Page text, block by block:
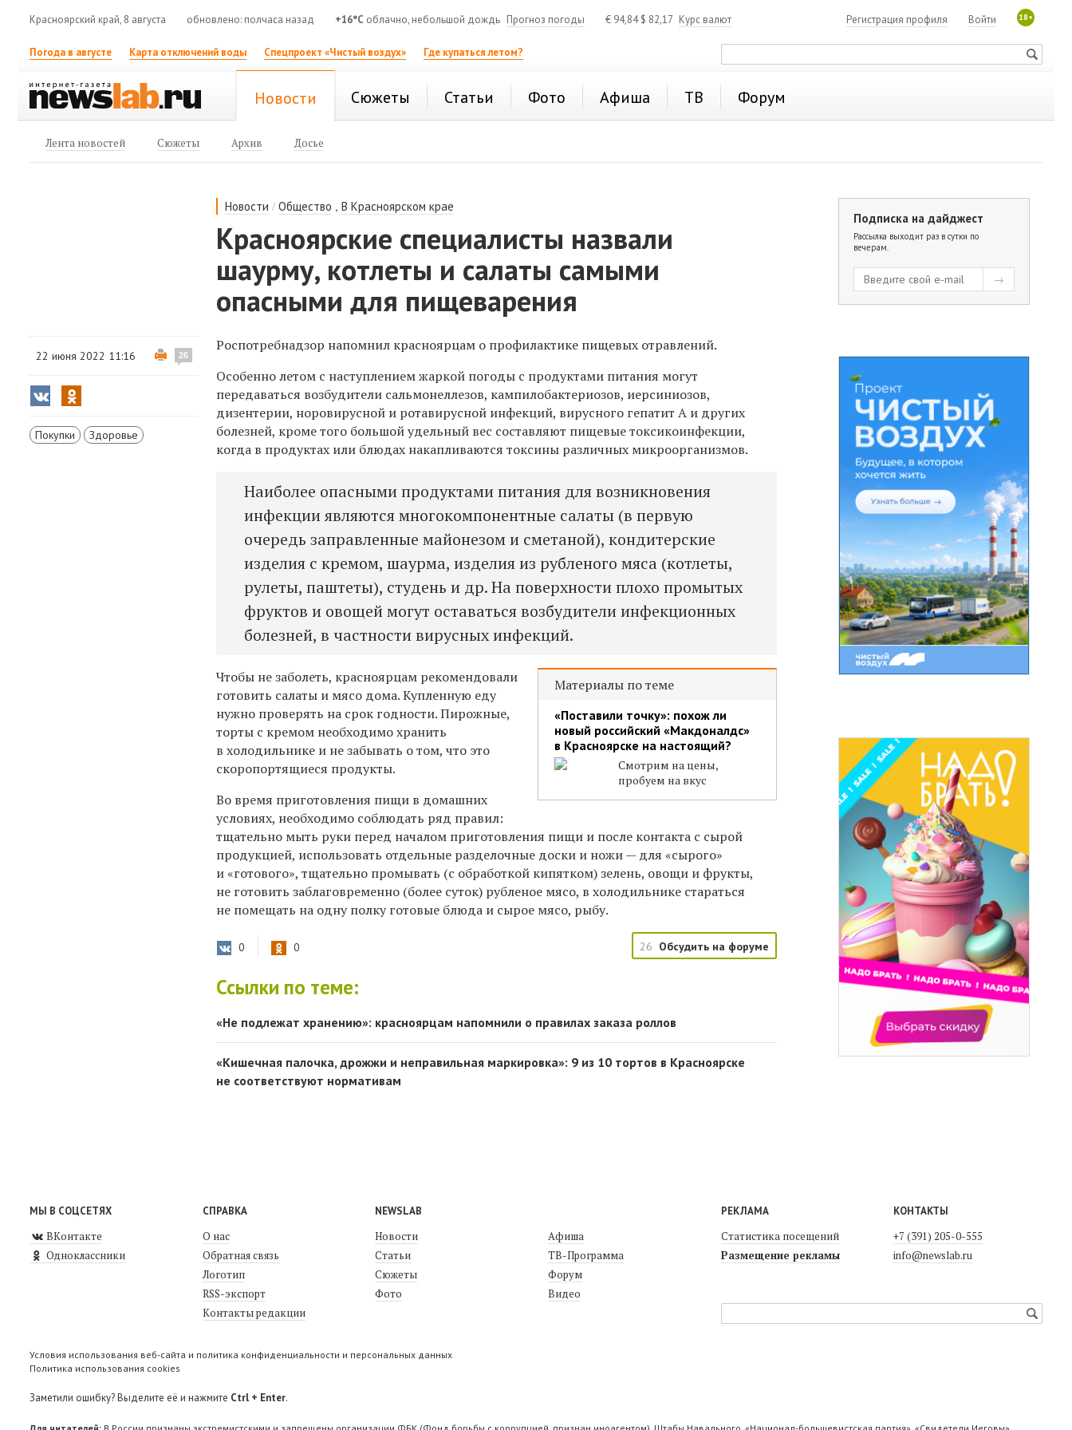
Красноярский край, 8 августа обновлено: полчаса назад +16°C облачно, небольшой дождь Прогноз погоды € 94,84$ 82,17 Курс валют 18+
Войти
Регистрация профиля
Погода в августе Карта отключений воды Спецпроект «Чистый воздух» Где купаться летом?
Новости Сюжеты Статьи Фото Афиша ТВ Форум
Лента новостей Сюжеты Архив Досье
Новости /Общество ,В Красноярском крае
Красноярские специалисты назвали
шаурму, котлеты и салаты самыми
опасными для пищеварения
22 июня 2022 11:16 26
Покупки Здоровье
Роспотребнадзор напомнил красноярцам о профилактике пищевых отравлений.
Особенно летом с наступлением жаркой погоды с продуктами питания могут
передаваться возбудители сальмонеллезов, кампилобактериозов, иерсиниозов,
дизентерии, норовирусной и ротавирусной инфекций, вирусного гепатит А и других
болезней, кроме того большой удельный вес составляют пищевые токсикоинфекции,
когда в продуктах или блюдах накапливаются токсины различных микроорганизмов.
Наиболее опасными продуктами питания для возникновения
инфекции являются многокомпонентные салаты (в первую
очередь заправленные майонезом и сметаной), кондитерские
изделия с кремом, шаурма, изделия из рубленого мяса (котлеты,
рулеты, паштеты), студень и др. На поверхности плохо промытых
фруктов и овощей могут оставаться возбудители инфекционных
болезней, в частности вирусных инфекций.
Материалы по теме
«Поставили точку»: похож ли
новый российский «Макдоналдс»
в Красноярске на настоящий?
Смотрим на цены,
пробуем на вкус
Чтобы не заболеть, красноярцам рекомендовали
готовить салаты и мясо дома. Купленную еду
нужно проверять на срок годности. Пирожные,
торты с кремом необходимо хранить
в холодильнике и не забывать о том, что это
скоропортящиеся продукты.
Во время приготовления пищи в домашних
условиях, необходимо соблюдать ряд правил:
тщательно мыть руки перед началом приготовления пищи и после контакта с сырой
продукцией, использовать отдельные разделочные доски и ножи — для «сырого»
и «готового», тщательно промывать (с обработкой кипятком) зелень, овощи и фрукты,
не готовить заблаговременно (более суток) рубленое мясо, в холодильнике стараться
не помещать на одну полку готовые блюда и сырое мясо, рыбу.
0 0 26 Обсудить на форуме
Ссылки по теме:
«Не подлежат хранению»: красноярцам напомнили о правилах заказа роллов
«Кишечная палочка, дрожжи и неправильная маркировка»: 9 из 10 тортов в Красноярске
не соответствуют нормативам
Подписка на дайджест
Рассылка выходит раз в сутки по
вечерам.
МЫ В СОЦСЕТЯХ
ВКонтакте
Одноклассники
СПРАВКА
О нас
Обратная связь
Логотип
RSS-экспорт
Контакты редакции
NEWSLAB
Новости
Статьи
Сюжеты
Фото
Афиша
ТВ-Программа
Форум
Видео
РЕКЛАМА
Статистика посещений
Размещение рекламы
КОНТАКТЫ
+7 (391) 205-0-555
info@newslab.ru
Условия использования веб-сайта и политика конфиденциальности и персональных данных
Политика использования cookies
Заметили ошибку? Выделите её и нажмите Ctrl + Enter.